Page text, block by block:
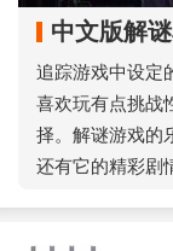
中文版解
追踪游戏中设定
喜欢玩有点挑战
择。解谜游戏的
还有它的精彩剧